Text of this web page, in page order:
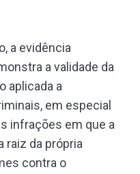
a evidência
a validade da
aplicada a
em especial
infrações em que a
raiz da própria
contra o